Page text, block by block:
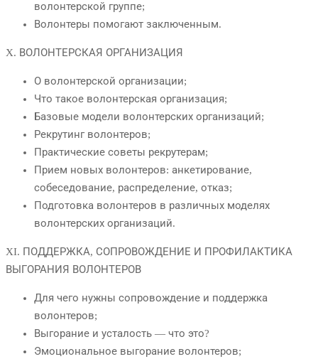
волонтерской группе;
Волонтеры помогают заключенным.
X. ВОЛОНТЕРСКАЯ ОРГАНИЗАЦИЯ
О волонтерской организации;
Что такое волонтерская организация;
Базовые модели волонтерских организаций;
Рекрутинг волонтеров;
Практические советы рекрутерам;
Прием новых волонтеров: анкетирование,
собеседование, распределение, отказ;
Подготовка волонтеров в различных моделях
волонтерских организаций.
XI. ПОДДЕРЖКА, СОПРОВОЖДЕНИЕ И ПРОФИЛАКТИКА
ВЫГОРАНИЯ ВОЛОНТЕРОВ
Для чего нужны сопровождение и поддержка
волонтеров;
Выгорание и усталость — что это?
Эмоциональное выгорание волонтеров;